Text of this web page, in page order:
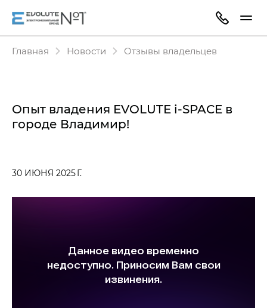
Главная Новости Отзывы владельцев
Опыт владения EVOLUTE i‑SPACE в
городе Владимир!
30 ИЮНЯ 2025 Г.